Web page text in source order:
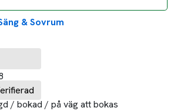
& Sovrum
/ bokad / på väg att bokas